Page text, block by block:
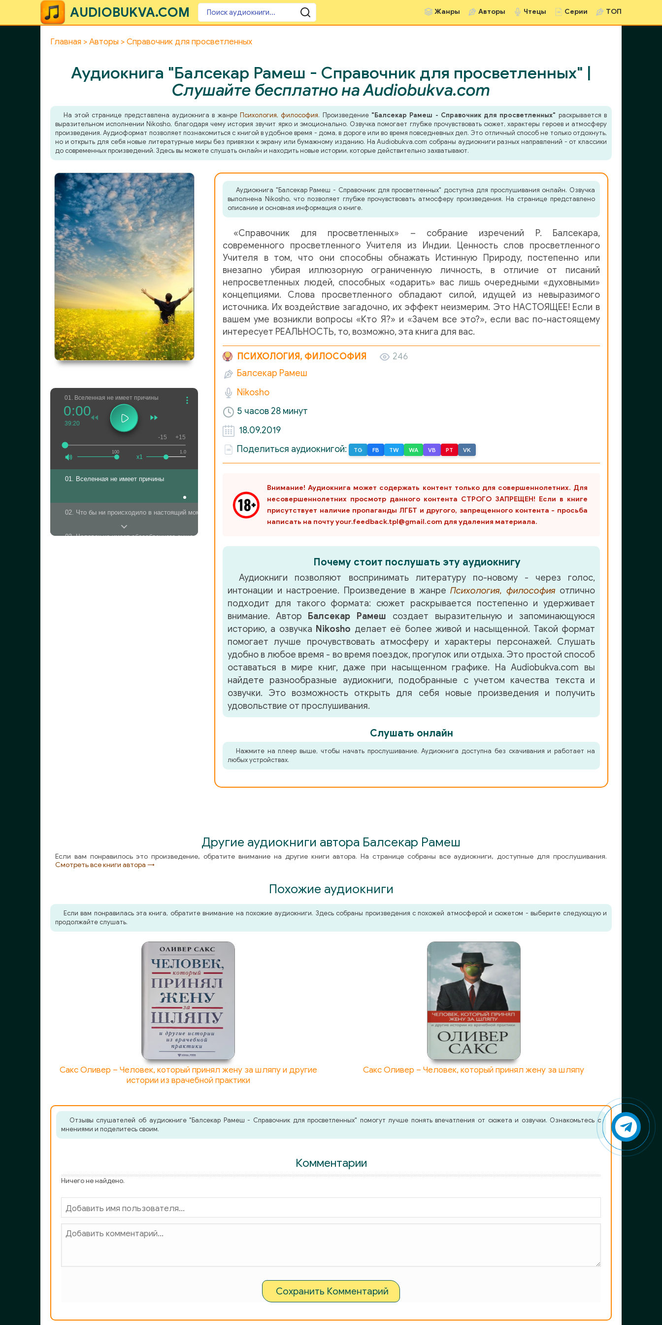
AUDIOBUKVA.COM Жанры Авторы Чтецы Серии ТОП
Главная Авторы Справочник для просветленных
Аудиокнига "Балсекар Рамеш - Справочник для просветленных" |
Слушайте бесплатно на Audiobukva.com
На этой странице представлена аудиокнига в жанре Психология, философия. Произведение "Балсекар Рамеш - Справочник для просветленных" раскрывается в
выразительном исполнении Nikosho, благодаря чему история звучит ярко и эмоционально. Озвучка помогает глубже прочувствовать сюжет, характеры героев и атмосферу
произведения. Аудиоформат позволяет познакомиться с книгой в удобное время - дома, в дороге или во время повседневных дел. Это отличный способ не только отдохнуть,
но и открыть для себя новые литературные миры без привязки к экрану или бумажному изданию. На Audiobukva.com собраны аудиокниги разных направлений - от классики
до современных произведений. Здесь вы можете слушать онлайн и находить новые истории, которые действительно захватывают.
01. Вселенная не имеет причины
100
0:00
39:20
1.0
x1
-15 +15
01. Вселенная не имеет причины
02. Что бы ни происходило в настоящий момент
03. Человек не имеет обособленного существования
Аудиокнига "Балсекар Рамеш - Справочник для просветленных" доступна для прослушивания онлайн. Озвучка
выполнена Nikosho, что позволяет глубже прочувствовать атмосферу произведения. На странице представлено
описание и основная информация о книге.
«Справочник для просветленных» – собрание изречений Р. Балсекара,
современного просветленного Учителя из Индии. Ценность слов просветленного
Учителя в том, что они способны обнажать Истинную Природу, постепенно или
внезапно убирая иллюзорную ограниченную личность, в отличие от писаний
непросветленных людей, способных «одарить» вас лишь очередными «духовными»
концепциями. Слова просветленного обладают силой, идущей из невыразимого
источника. Их воздействие загадочно, их эффект неизмерим. Это НАСТОЯЩЕЕ! Если в
вашем уме возникли вопросы «Кто Я?» и «Зачем все это?», если вас по-настоящему
интересует РЕАЛЬНОСТЬ, то, возможно, эта книга для вас.
ПСИХОЛОГИЯ, ФИЛОСОФИЯ
246
Балсекар Рамеш
Nikosho
5 часов 28 минут
18.09.2019
Поделиться аудиокнигой:
TG FB TW WA VB PT VK
Внимание! Аудиокнига может содержать контент только для совершеннолетних. Для
несовершеннолетних просмотр данного контента СТРОГО ЗАПРЕЩЕН! Если в книге
присутствует наличие пропаганды ЛГБТ и другого, запрещенного контента - просьба
написать на почту your.feedback.tpl@gmail.com для удаления материала.
Почему стоит послушать эту аудиокнигу
Аудиокниги позволяют воспринимать литературу по-новому - через голос,
интонации и настроение. Произведение в жанре Психология, философия отлично
подходит для такого формата: сюжет раскрывается постепенно и удерживает
внимание. Автор
Балсекар Рамеш создает выразительную и запоминающуюся
историю, а озвучка Nikosho делает её более живой и насыщенной. Такой формат
помогает лучше прочувствовать атмосферу и характеры персонажей. Слушать
удобно в любое время - во время поездок, прогулок или отдыха. Это простой способ
оставаться в мире книг, даже при насыщенном графике. На Audiobukva.com вы
найдете разнообразные аудиокниги, подобранные с учетом качества текста и
озвучки. Это возможность открыть для себя новые произведения и получить
удовольствие от прослушивания.
Слушать онлайн
Нажмите на плеер выше, чтобы начать прослушивание. Аудиокнига доступна без скачивания и работает на
любых устройствах.
Другие аудиокниги автора Балсекар Рамеш
Если вам понравилось это произведение, обратите внимание на другие книги автора. На странице собраны все аудиокниги, доступные для прослушивания.
Смотреть все книги автора →
Похожие аудиокниги
Если вам понравилась эта книга, обратите внимание на похожие аудиокниги. Здесь собраны произведения с похожей атмосферой и сюжетом - выберите следующую и
продолжайте слушать.
Сакс Оливер – Человек, который принял жену за шляпу и другие
истории из врачебной практики
Сакс Оливер – Человек, который принял жену за шляпу
Отзывы слушателей об аудиокниге "Балсекар Рамеш - Справочник для просветленных" помогут лучше понять впечатления от сюжета и озвучки. Ознакомьтесь с
мнениями и поделитесь своим.
Комментарии
Ничего не найдено.
Сохранить Комментарий